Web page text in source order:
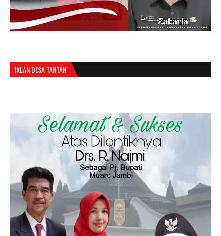
IKLAN DESA TANTAN